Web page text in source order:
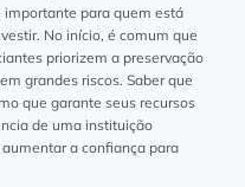
importante para quem está
No início, é comum que
priorizem a preservação
grandes riscos. Saber que
que garante seus recursos
de uma instituição
a confiança para